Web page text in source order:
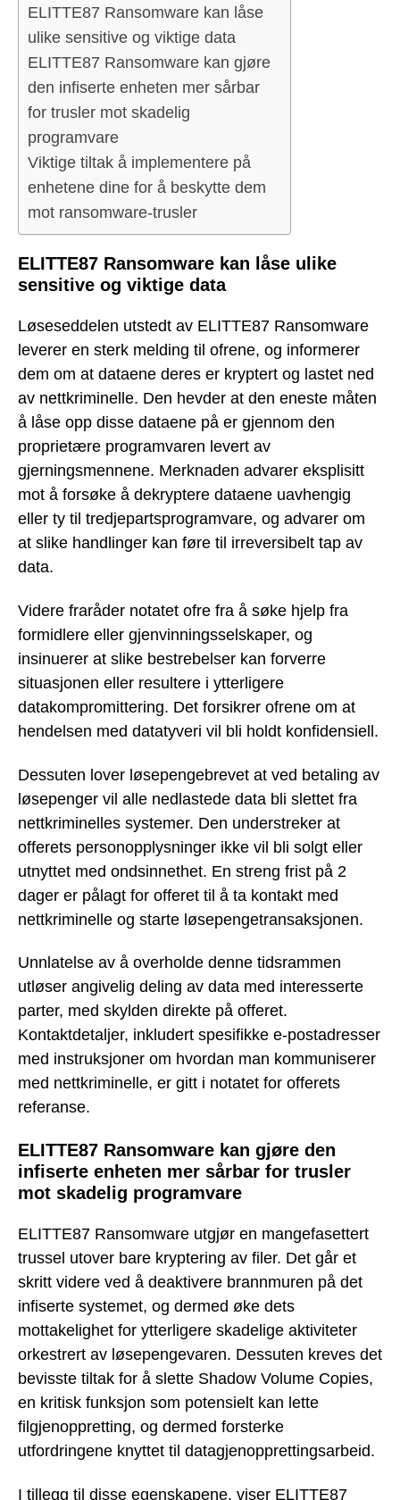
ELITTE87 Ransomware kan låse
ulike sensitive og viktige data
ELITTE87 Ransomware kan gjøre
den infiserte enheten mer sårbar
for trusler mot skadelig
programvare
Viktige tiltak å implementere på
enhetene dine for å beskytte dem
mot ransomware-trusler
ELITTE87 Ransomware kan låse ulike
sensitive og viktige data
Løseseddelen utstedt av ELITTE87 Ransomware
leverer en sterk melding til ofrene, og informerer
dem om at dataene deres er kryptert og lastet ned
av nettkriminelle. Den hevder at den eneste måten
å låse opp disse dataene på er gjennom den
proprietære programvaren levert av
gjerningsmennene. Merknaden advarer eksplisitt
mot å forsøke å dekryptere dataene uavhengig
eller ty til tredjepartsprogramvare, og advarer om
at slike handlinger kan føre til irreversibelt tap av
data.
Videre fraråder notatet ofre fra å søke hjelp fra
formidlere eller gjenvinningsselskaper, og
insinuerer at slike bestrebelser kan forverre
situasjonen eller resultere i ytterligere
datakompromittering. Det forsikrer ofrene om at
hendelsen med datatyveri vil bli holdt konfidensiell.
Dessuten lover løsepengebrevet at ved betaling av
løsepenger vil alle nedlastede data bli slettet fra
nettkriminelles systemer. Den understreker at
offerets personopplysninger ikke vil bli solgt eller
utnyttet med ondsinnethet. En streng frist på 2
dager er pålagt for offeret til å ta kontakt med
nettkriminelle og starte løsepengetransaksjonen.
Unnlatelse av å overholde denne tidsrammen
utløser angivelig deling av data med interesserte
parter, med skylden direkte på offeret.
Kontaktdetaljer, inkludert spesifikke e-postadresser
med instruksjoner om hvordan man kommuniserer
med nettkriminelle, er gitt i notatet for offerets
referanse.
ELITTE87 Ransomware kan gjøre den
infiserte enheten mer sårbar for trusler
mot skadelig programvare
ELITTE87 Ransomware utgjør en mangefasettert
trussel utover bare kryptering av filer. Det går et
skritt videre ved å deaktivere brannmuren på det
infiserte systemet, og dermed øke dets
mottakelighet for ytterligere skadelige aktiviteter
orkestrert av løsepengevaren. Dessuten kreves det
bevisste tiltak for å slette Shadow Volume Copies,
en kritisk funksjon som potensielt kan lette
filgjenoppretting, og dermed forsterke
utfordringene knyttet til datagjenopprettingsarbeid.
I tillegg til disse egenskapene, viser ELITTE87